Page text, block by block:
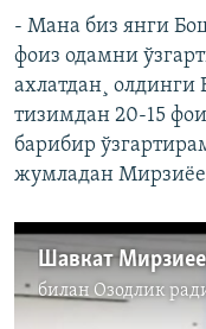
- Мана биз янги
фоиз одамни
ахлатдан¸
тизимдан 20-15
барибир
жумладан
билан Озодлик